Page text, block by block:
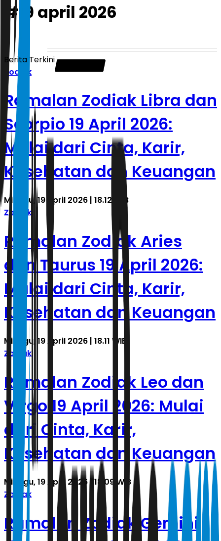
#19 april 2026
Berita Terkini
Zodiak
Ramalan Zodiak Libra dan
Scorpio 19 April 2026:
Mulai dari Cinta, Karir,
Kesehatan dan Keuangan
Minggu, 19 April 2026 | 18.12 WIB
Zodiak
Ramalan Zodiak Aries
dan Taurus 19 April 2026:
Mulai dari Cinta, Karir,
Kesehatan dan Keuangan
Minggu, 19 April 2026 | 18.11 WIB
Zodiak
Ramalan Zodiak Leo dan
Virgo 19 April 2026: Mulai
dari Cinta, Karir,
Kesehatan dan Keuangan
Minggu, 19 April 2026 | 18.09 WIB
Zodiak
Ramalan Zodiak Gemini